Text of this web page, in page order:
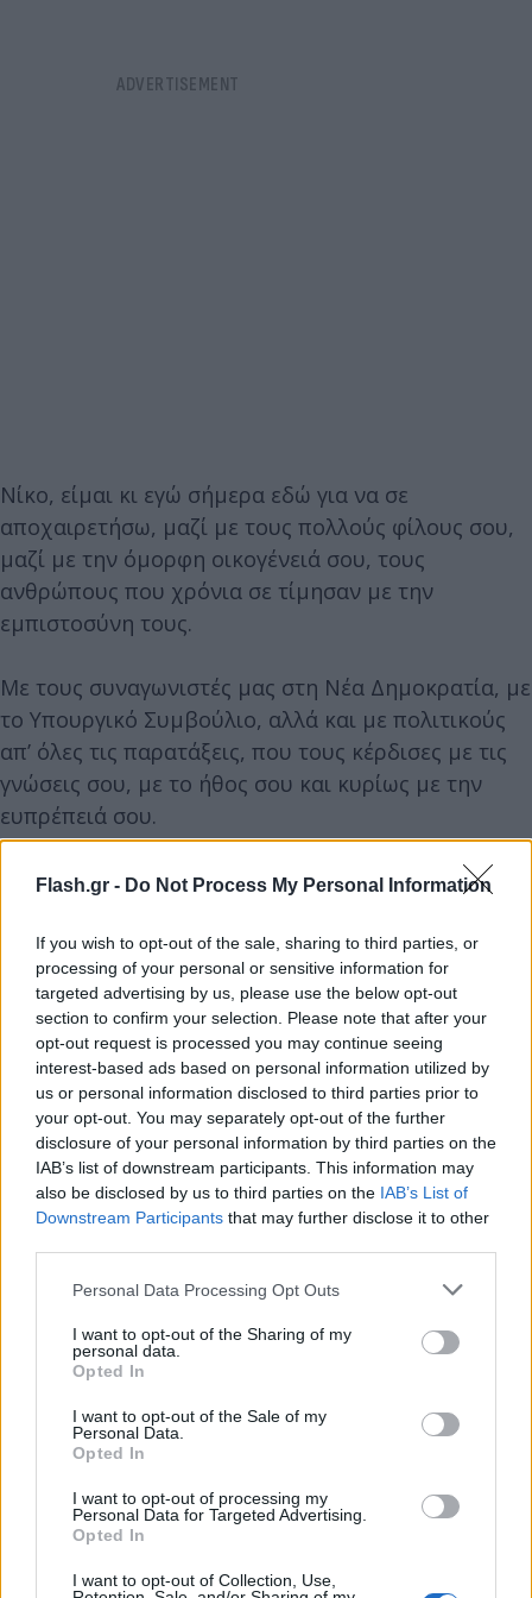
Flash.gr - Do Not Process My Personal Information
If you wish to opt-out of the sale, sharing to third parties, or
processing of your personal or sensitive information for
targeted advertising by us, please use the below opt-out
section to confirm your selection. Please note that after your
opt-out request is processed you may continue seeing
interest-based ads based on personal information utilized by
us or personal information disclosed to third parties prior to
your opt-out. You may separately opt-out of the further
disclosure of your personal information by third parties on the
IAB’s list of downstream participants. This information may
also be disclosed by us to third parties on the IAB’s List of
Downstream Participants that may further disclose it to other
Please note that this website/app uses one or more Google
not limited to your visit or usage behaviour. You may click to
grant or deny consent to Google and its third-party tags to
use your data for below specified purposes in below Google
consent section.
Personal Data Processing Opt Outs
I want to opt-out of the Sharing of my
personal data.
Opted In
I want to opt-out of the Sale of my
Personal Data.
Opted In
I want to opt-out of processing my
Personal Data for Targeted Advertising.
Opted In
I want to opt-out of Collection, Use,
Νίκο, είμαι κι εγώ σήμερα εδώ για να σε
αποχαιρετήσω, μαζί με τους πολλούς φίλους σου,
μαζί με την όμορφη οικογένειά σου, τους
ανθρώπους που χρόνια σε τίμησαν με την
εμπιστοσύνη τους.
Με τους συναγωνιστές μας στη Νέα Δημοκρατία, με
το Υπουργικό Συμβούλιο, αλλά και με πολιτικούς
απ’ όλες τις παρατάξεις, που τους κέρδισες με τις
γνώσεις σου, με το ήθος σου και κυρίως με την
ευπρέπειά σου.
Με τους συναδέλφους σου μηχανικούς και, βέβαια,
συμπατριώτες από το αγαπημένο σου Χιλιομόδι.
Είμαι επίσης εδώ για να θρηνήσω έναν προσωπικό
φίλο και έναν πολύτιμο συνεργάτη. Κυρίως, όμως,
για να σου πω από καρδιάς ότι θα μείνεις πάντα
στη μνήμη μας ως ένα φωτεινό παράδειγμα
αυτοδημιούργητου και άξιου επιστήμονα.
Πολιτικού που ήξερε να συνδυάζει την αθόρυβη
δράση με το αποτέλεσμα και δημόσιου ανθρώπου
σοβαρός, πιστός στο καθήκον και, ταυτόχρονα,
πράος και συναινετικός με τους συνομιλητές του.
πολλά που πρόσφερες στην πατρίδα, ως Δήμαρχος,
ως Νομάρχης, ως Βουλευτής και ύστερα
αναλαμβάνοντας μία πολύ σημαντική κυβερνητική
ευθύνη, για τον πρώτο ολοκληρωμένο χωροταξικό
και πολεοδομικό σχεδιασμό της χώρας.